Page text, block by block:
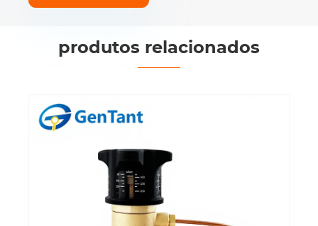
produtos relacionados